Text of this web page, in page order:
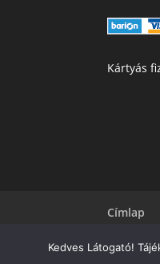
Kártyás
Címlap
Kedves Látogató!